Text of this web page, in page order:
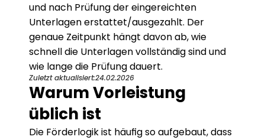
und nach Prüfung der eingereichten
Unterlagen erstattet/ausgezahlt. Der
genaue Zeitpunkt hängt davon ab, wie
schnell die Unterlagen vollständig sind und
wie lange die Prüfung dauert.
Zuletzt aktualisiert:24.02.2026
Warum Vorleistung
üblich ist
Die Förderlogik ist häufig so aufgebaut, dass